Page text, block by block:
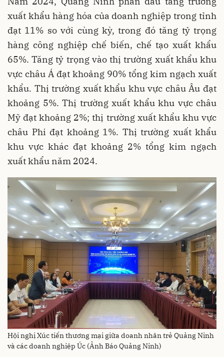
xuất khẩu hàng hóa của doanh nghiệp trong tỉnh
đạt 11% so với cùng kỳ, trong đó tăng tỷ trọng
hàng công nghiệp chế biến, chế tạo xuất khẩu
65%. Tăng tỷ trọng vào thị trường xuất khẩu khu
vực châu Á đạt khoảng 90% tổng kim ngạch xuất
khẩu. Thị trường xuất khẩu khu vực châu Âu đạt
khoảng 5%. Thị trường xuất khẩu khu vực châu
Mỹ đạt khoảng 2%; thị trường xuất khẩu khu vực
châu Phi đạt khoảng 1%. Thị trường xuất khẩu
khu vực khác đạt khoảng 2% tổng kim ngạch
xuất khẩu năm 2024.
Hội nghị Xúc tiến thương mại giữa doanh nhân trẻ Quảng Ninh
và các doanh nghiệp Úc (Ảnh Báo Quảng Ninh)